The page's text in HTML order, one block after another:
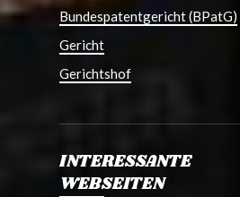
Bundespatentgericht (BPatG)
Gericht
Gerichtshof
INTERESSANTE
WEBSEITEN